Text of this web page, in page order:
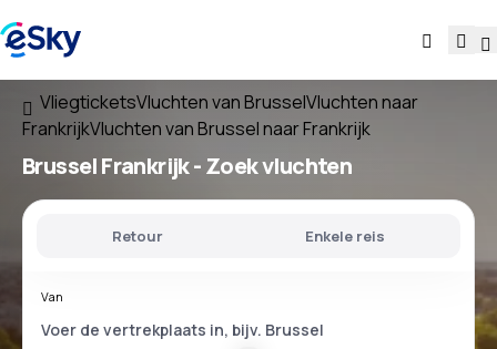
VliegticketsVluchten van BrusselVluchten naar
FrankrijkVluchten van Brussel naar Frankrijk
Brussel Frankrijk- Zoek vluchten
Retour Enkele reis
Van